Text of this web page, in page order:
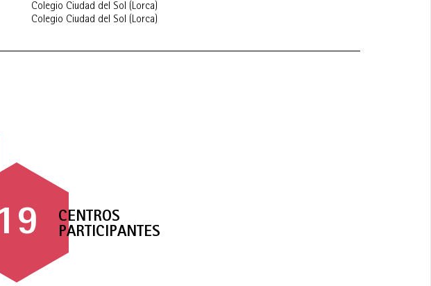
Colegio Ciudad del Sol (Lorca)
Colegio Ciudad del Sol (Lorca)
CENTROS
PARTICIPANTES